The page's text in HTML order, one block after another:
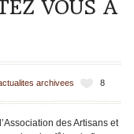
VOUS À
8
archivees
des Artisans et